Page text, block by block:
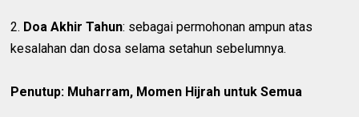
2. Doa Akhir Tahun: sebagai permohonan ampun atas
kesalahan dan dosa selama setahun sebelumnya.
Penutup: Muharram, Momen Hijrah untuk Semua